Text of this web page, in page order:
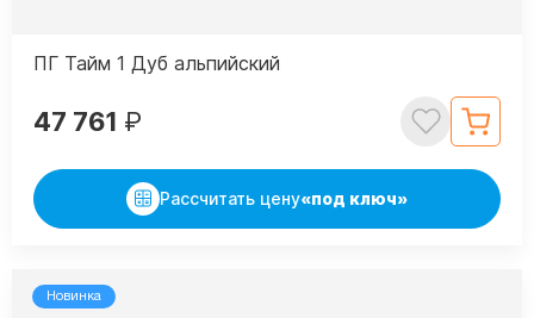
ПГ Тайм 1 Дуб альпийский
47 761 ₽
Рассчитать цену«под ключ»
Новинка